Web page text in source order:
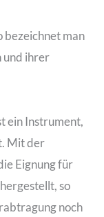
bezeichnet man
und ihrer
ein Instrument,
Mit der
Eignung für
so
noch